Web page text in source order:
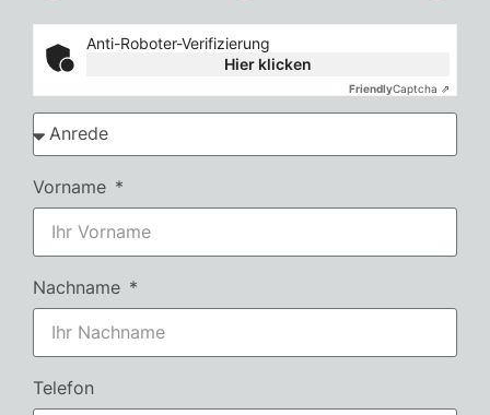
Anti-Roboter-Verifizierung
Hier klicken
FriendlyCaptcha ⇗
Vorname
Nachname
Telefon